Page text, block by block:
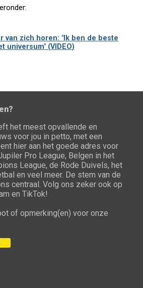
van zich horen: "Ik ben de beste
universum" (VIDEO)
het meest opvallende en
voor jou in petto, met een
hier aan het goede adres voor
Pro League, Belgen in het
League, de Rode Duivels, het
en veel meer. De stem van de
centraal. Volg ons zeker ook op
en TikTok!
of opmerking(en) voor onze